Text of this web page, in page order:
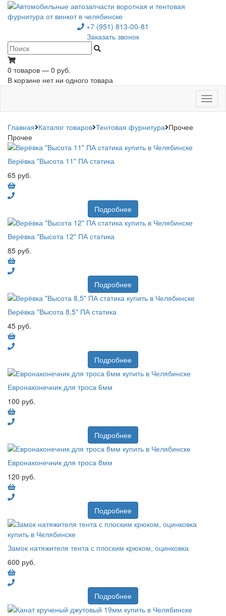
+7 (951) 813-00-81
Заказать звонок
0 товаров — 0 руб.
В корзине нет ни одного товара
Главная Каталог товаров Тентовая фурнитура Прочее
Прочее
Верёвка "Высота 11" ПА статика
65 руб.
Подробнее
Верёвка "Высота 12" ПА статика
85 руб.
Подробнее
Верёвка "Высота 8,5" ПА статика
45 руб.
Подробнее
Евронаконечник для троса 6мм
100 руб.
Подробнее
Евронаконечник для троса 8мм
120 руб.
Подробнее
Замок натяжителя тента с плоским крюком, оцинковка
600 руб.
Подробнее